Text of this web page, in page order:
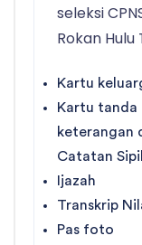
seleksi
Rokan Hulu
Kartu
Kartu tanda
keterangan
Catatan Sipil
Ijazah
Transkrip
Pas foto